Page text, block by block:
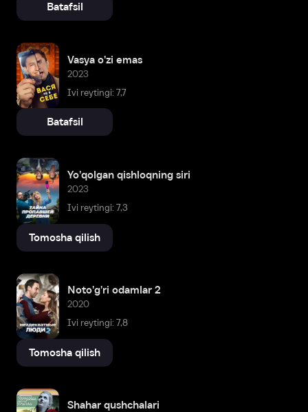
Batafsil
Vasya o'zi emas
2023
Ivi reytingi: 7,7
Batafsil
Yo'qolgan qishloqning siri
2023
Ivi reytingi: 7,3
Tomosha qilish
Noto'g'ri odamlar 2
2020
Ivi reytingi: 7,8
Tomosha qilish
Shahar qushchalari